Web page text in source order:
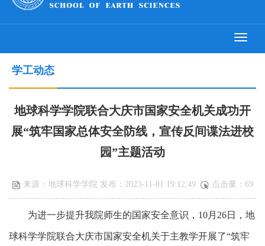
学工动态
地球科学学院联合大庆市国家安全机关成功开
展“筑牢国家总体安全防线，宣传反间谍法进校
园”主题活动
来源：地球科学学院 发布：2023-11-01 19:12:49 点击量： 69
为进一步提升我院师生的国家安全意识， 10月26日，地
球科学学院联合大庆市国家安全机关于主教学开展了“筑牢